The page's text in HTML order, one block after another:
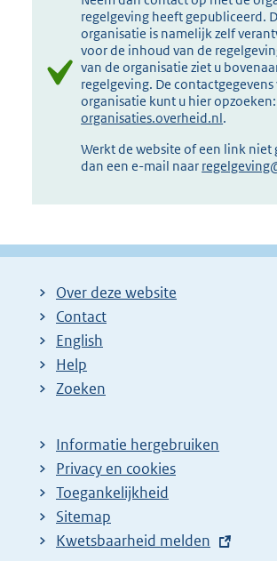
regelgeving heeft gepubliceerd.
organisatie is namelijk zelf
voor de inhoud van de
van de organisatie ziet u
regelgeving. De contactgegevens
organisatie kunt u hier opzoeken:
organisaties.overheid.nl.
Werkt de website of een link niet
dan een e-mail naar
Over deze website
Contact
English
Help
Zoeken
Informatie hergebruiken
Privacy en cookies
Toegankelijkheid
Sitemap
E
Kwetsbaarheid melden